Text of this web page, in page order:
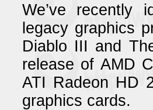
We’ve recently
legacy graphics
Diablo III and
release of AMD
ATI Radeon HD
graphics cards.